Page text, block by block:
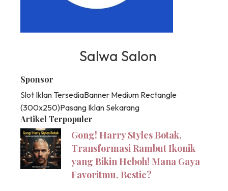
Salwa Salon
Sponsor
Slot Iklan TersediaBanner Medium Rectangle
(300x250)Pasang Iklan Sekarang
Artikel Terpopuler
Gong! Harry Styles Botak,
Transformasi Rambut Ikonik
yang Bikin Heboh! Mana Gaya
Favoritmu, Bestie?